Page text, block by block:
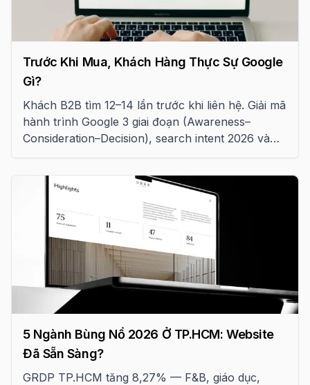
Trước Khi Mua, Khách Hàng Thực Sự Google
Gì?
Khách B2B tìm 12–14 lần trước khi liên hệ. Giải mã
hành trình Google 3 giai đoạn (Awareness–
Consideration–Decision), search intent 2026 và
5 Ngành Bùng Nổ 2026 Ở TP.HCM: Website
Đã Sẵn Sàng?
GRDP TP.HCM tăng 8,27% — F&B, giáo dục,